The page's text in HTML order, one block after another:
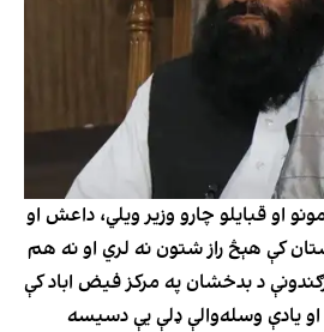
او قبایلو چارو وزیر ویلي، داعش او
کې هېڅ راز شتون نه لري او نه هم
د بدخشان په مرکز فیض اباد کې
یادې وسله‌والې ډلې یې دسیسه